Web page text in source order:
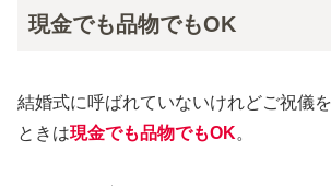
現金でも品物でもOK
結婚式に呼ばれていないけれどご祝儀
ときは現金でも品物でもOK。